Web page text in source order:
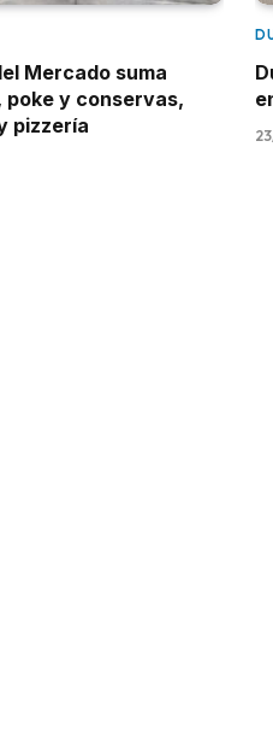
Mercado suma
poke y conservas,
pizzería